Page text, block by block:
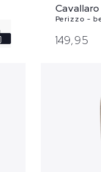
Perizzo -
149,95